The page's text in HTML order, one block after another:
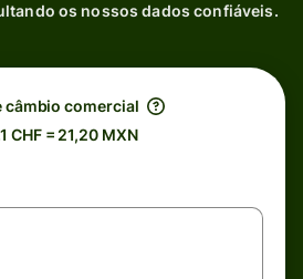
os nossos dados confiáveis.
câmbio comercial
CHF = 21,20 MXN